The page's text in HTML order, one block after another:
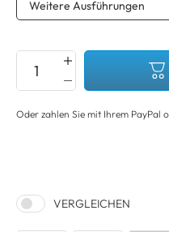
VERGLEICHEN